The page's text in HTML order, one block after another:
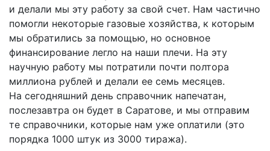
и делали мы эту работу за свой счет. Нам частично
помогли некоторые газовые хозяйства, к которым
мы обратились за помощью, но основное
финансирование легло на наши плечи. На эту
научную работу мы потратили почти полтора
миллиона рублей и делали ее семь месяцев.
На сегодняшний день справочник напечатан,
послезавтра он будет в Саратове, и мы отправим
те справочники, которые нам уже оплатили (это
порядка 1000 штук из 3000 тиража).